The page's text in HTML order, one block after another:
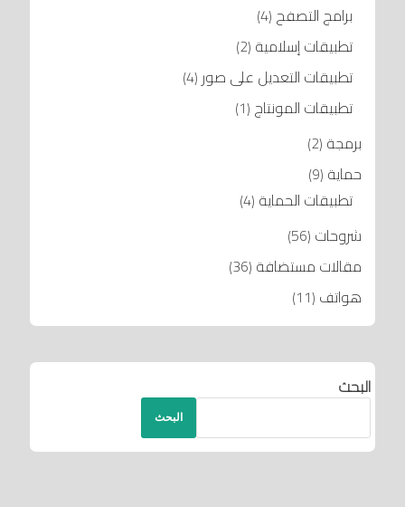
برامج التصفح (4)
تطبيقات إسلامية (2)
تطبيقات التعديل على صور (4)
تطبيقات المونتاج (1)
برمجة (2)
حماية (9)
تطبيقات الحماية (4)
شروحات (56)
مقالات مستضافة (36)
هواتف (11)
البحث
البحث